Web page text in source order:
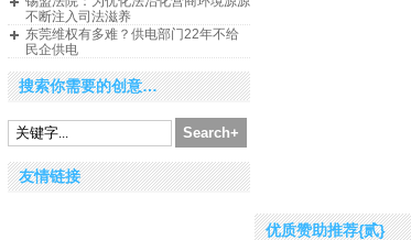
不断注入司法滋养
东莞维权有多难？供电部门22年不给
民企供电
搜索你需要的创意…
友情链接
优质赞助推荐{贰}